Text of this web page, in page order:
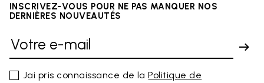
INSCRIVEZ-VOUS POUR NE PAS MANQUER NOS
DERNIÈRES NOUVEAUTÉS
Jai pris connaissance de laPolitique de